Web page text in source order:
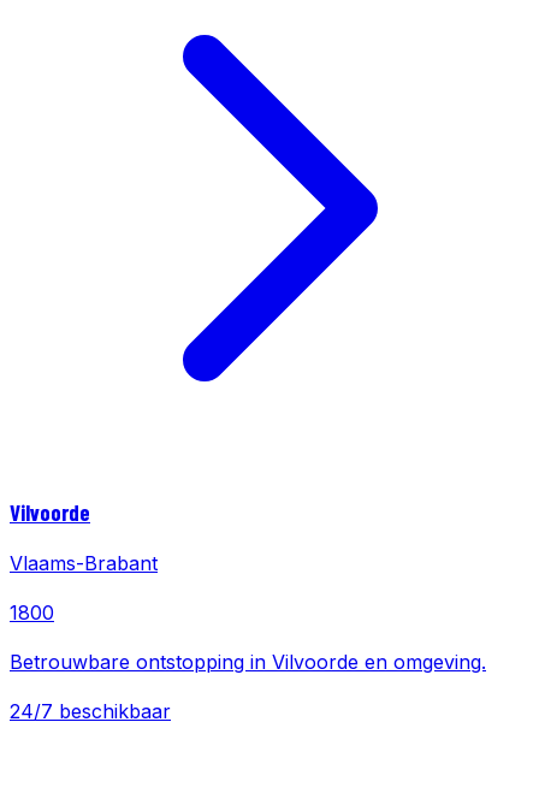
Vilvoorde
Vlaams-Brabant
1800
Betrouwbare ontstopping in Vilvoorde en omgeving.
24/7 beschikbaar